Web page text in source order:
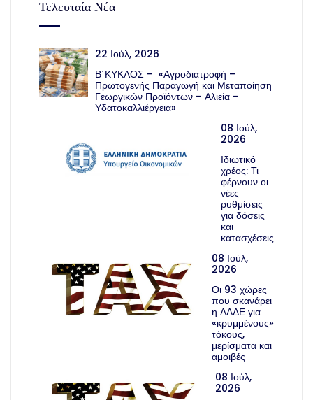
Τελευταία Νέα
22 Ιούλ, 2026
Β΄ΚΥΚΛΟΣ – «Αγροδιατροφή –
Πρωτογενής Παραγωγή και Μεταποίηση
Γεωργικών Προϊόντων – Αλιεία –
Υδατοκαλλιέργεια»
08 Ιούλ,
2026
Ιδιωτικό
χρέος: Τι
φέρνουν οι
νέες
ρυθμίσεις
για δόσεις
και
κατασχέσεις
08 Ιούλ,
2026
Οι 93 χώρες
που σκανάρει
η ΑΑΔΕ για
«κρυμμένους»
τόκους,
μερίσματα και
αμοιβές
08 Ιούλ,
2026